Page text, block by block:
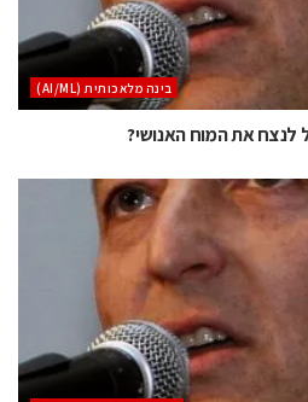
בינה מלאכותית (AI/ML)
לנצח את המוח האנושי?